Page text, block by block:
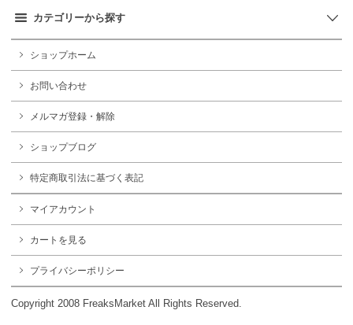
カテゴリーから探す
ショップホーム
お問い合わせ
メルマガ登録・解除
ショップブログ
特定商取引法に基づく表記
マイアカウント
カートを見る
プライバシーポリシー
Copyright 2008 FreaksMarket All Rights Reserved.